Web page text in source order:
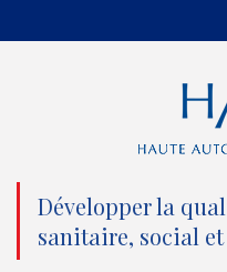
e
n
o
u
(
Développer la
sanitaire, social